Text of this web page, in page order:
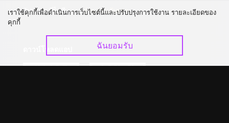
อัปเกรด วีไอพี
ร่วมงานกับเรา
เราใช้คุกกี้เพื่อดำเนินการเว็บไซต์นี้และปรับปรุงการใช้งาน รายละเอียดของ
คุกกี้
ฉันยอมรับ